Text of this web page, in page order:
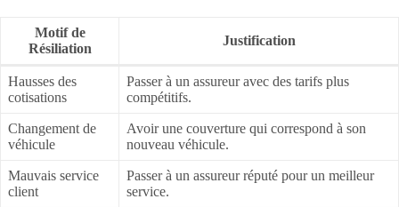
Motif de
Résiliation
Justification
Hausses des
cotisations
Passer à un assureur avec des tarifs plus
compétitifs.
Changement de
véhicule
Avoir une couverture qui correspond à son
nouveau véhicule.
Mauvais service
client
Passer à un assureur réputé pour un meilleur
service.